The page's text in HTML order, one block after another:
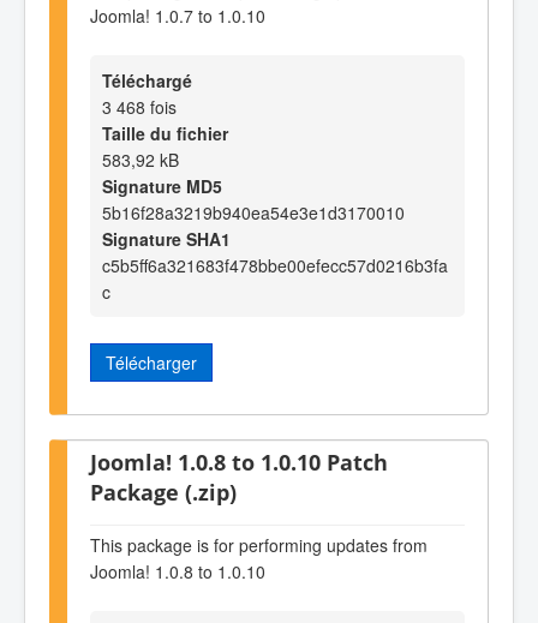
Joomla! 1.0.7 to 1.0.10
Téléchargé
3 468 fois
Taille du fichier
583,92 kB
Signature MD5
5b16f28a3219b940ea54e3e1d3170010
Signature SHA1
c5b5ff6a321683f478bbe00efecc57d0216b3fa
c
Télécharger
Joomla! 1.0.8 to 1.0.10 Patch
Package (.zip)
This package is for performing updates from
Joomla! 1.0.8 to 1.0.10